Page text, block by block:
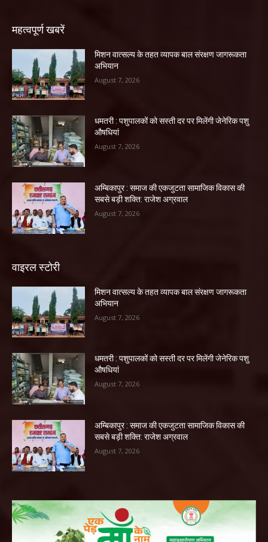
महत्वपूर्ण खबरें
मिशन वात्सल्य के तहत व्यापक बाल संरक्षण जागरूकता
अभियान
August 7, 2026
धमतरी : पशुपालकों को सस्ती दर पर मिलेंगी जेनेरिक पशु
औषधियां
August 7, 2026
अम्बिकापुर : समाज की एकजुटता सामाजिक विकास की
सबसे बड़ी शक्ति: राजेश अग्रवाल
August 7, 2026
वाइरल स्टोरी
मिशन वात्सल्य के तहत व्यापक बाल संरक्षण जागरूकता
अभियान
August 7, 2026
धमतरी : पशुपालकों को सस्ती दर पर मिलेंगी जेनेरिक पशु
औषधियां
August 7, 2026
अम्बिकापुर : समाज की एकजुटता सामाजिक विकास की
सबसे बड़ी शक्ति: राजेश अग्रवाल
August 7, 2026